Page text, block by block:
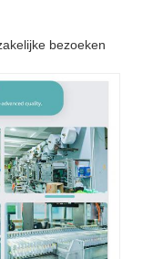
bezoeken